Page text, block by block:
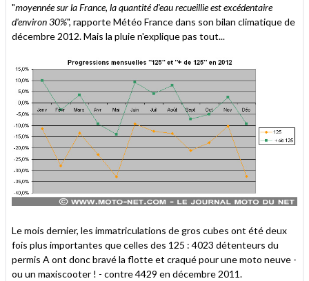
"moyennée sur la France, la quantité d'eau recueillie est excédentaire
d'environ 30%", rapporte Météo France dans son bilan climatique de
décembre 2012. Mais la pluie n'explique pas tout...
Le mois dernier, les immatriculations de gros cubes ont été deux
fois plus importantes que celles des 125 : 4023 détenteurs du
permis A ont donc bravé la flotte et craqué pour une moto neuve -
ou un maxiscooter ! - contre 4429 en décembre 2011.